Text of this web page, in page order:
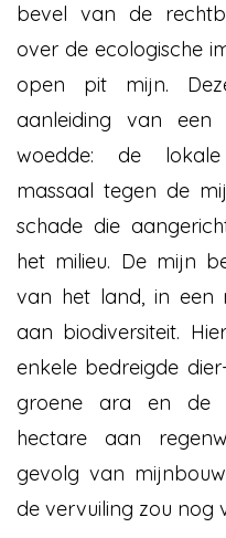
bevel van de
over de ecologische
open pit mijn.
aanleiding van
woedde: de
massaal tegen de
schade die
het milieu. De mijn
van het land, in een
aan biodiversiteit.
enkele bedreigde
groene ara en de
hectare aan
gevolg van
de vervuiling zou nog